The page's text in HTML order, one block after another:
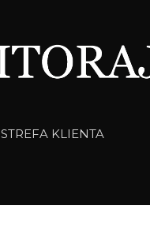
STREFA KLIENTA